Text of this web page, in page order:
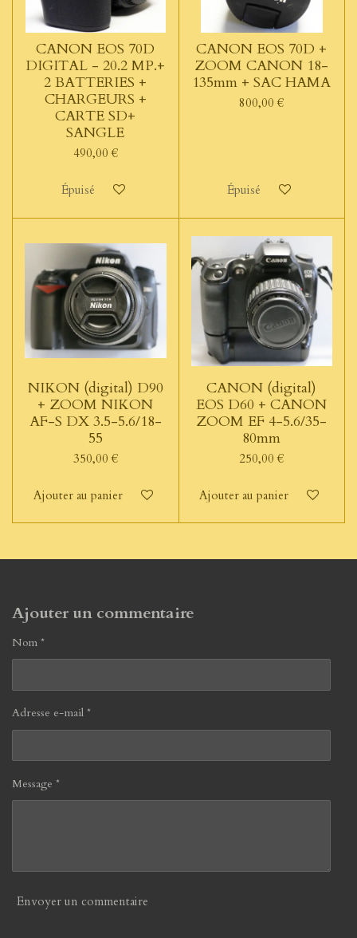
CANON EOS 70D
DIGITAL - 20.2 MP.+
2 BATTERIES +
CHARGEURS +
CARTE SD+
SANGLE
490,00 €
Épuisé
CANON EOS 70D +
ZOOM CANON 18-
135mm + SAC HAMA
800,00 €
Épuisé
NIKON (digital) D90
+ ZOOM NIKON
AF-S DX 3.5-5.6/18-
55
350,00 €
Ajouter au panier
CANON (digital)
EOS D60 + CANON
ZOOM EF 4-5.6/35-
80mm
250,00 €
Ajouter au panier
Ajouter un commentaire
Nom *
Adresse e-mail *
Message *
Envoyer un commentaire